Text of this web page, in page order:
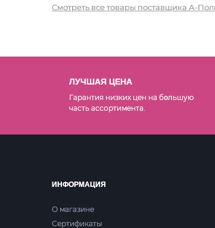
Смотреть все товары поставщика А-
ЛУЧШАЯ ЦЕНА
Гарантия низких цен на большую
часть ассортимента.
ИНФОРМАЦИЯ
О магазине
Сертификаты